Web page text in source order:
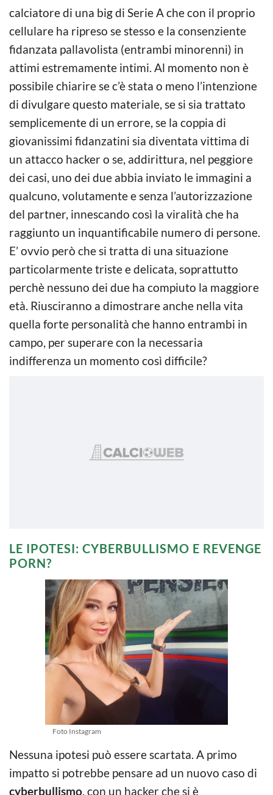
calciatore di una big di Serie A che con il proprio
cellulare ha ripreso se stesso e la consenziente
fidanzata pallavolista (entrambi minorenni) in
attimi estremamente intimi. Al momento non è
possibile chiarire se c’è stata o meno l’intenzione
di divulgare questo materiale, se si sia trattato
semplicemente di un errore, se la coppia di
giovanissimi fidanzatini sia diventata vittima di
un attacco hacker o se, addirittura, nel peggiore
dei casi, uno dei due abbia inviato le immagini a
qualcuno, volutamente e senza l’autorizzazione
del partner, innescando così la viralità che ha
raggiunto un inquantificabile numero di persone.
E’ ovvio però che si tratta di una situazione
particolarmente triste e delicata, soprattutto
perchè nessuno dei due ha compiuto la maggiore
età. Riusciranno a dimostrare anche nella vita
quella forte personalità che hanno entrambi in
campo, per superare con la necessaria
indifferenza un momento così difficile?
LE IPOTESI: CYBERBULLISMO E REVENGE
PORN?
Foto Instagram
Nessuna ipotesi può essere scartata. A primo
impatto si potrebbe pensare ad un nuovo caso di
cyberbullismo, con un hacker che si è